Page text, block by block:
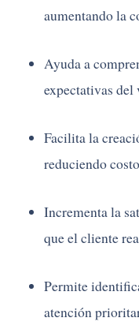
aumentando la
Ayuda a
expectativas del
Facilita la
reduciendo
Incrementa la
que el cliente
Permite
atención